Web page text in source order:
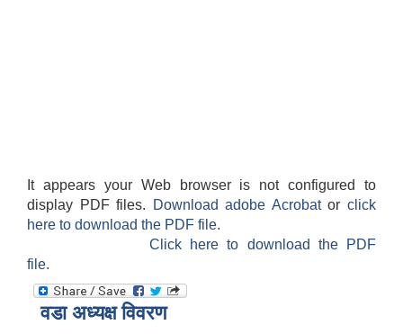
It appears your Web browser is not configured to
display PDF files.
Download adobe Acrobatorclick
here to download the PDF file.
Click here to download the PDF
file.
वडा अध्यक्ष विवरण